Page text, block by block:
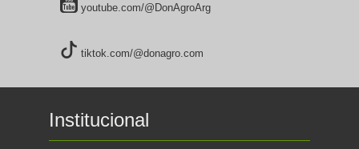
youtube.com/@DonAgroArg
tiktok.com/@donagro.com
Institucional